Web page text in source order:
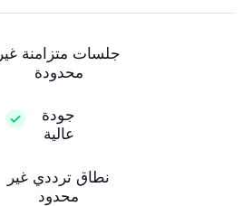
جلسات متزامنة غير
محدودة
جودة
عالية
نطاق ترددي غير
محدود